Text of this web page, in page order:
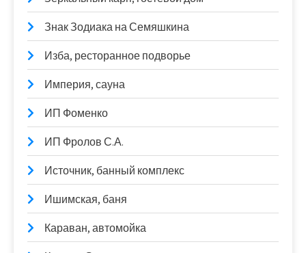
Знак Зодиака на Семяшкина
Изба, ресторанное подворье
Империя, сауна
ИП Фоменко
ИП Фролов С.А.
Источник, банный комплекс
Ишимская, баня
Караван, автомойка